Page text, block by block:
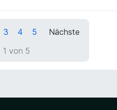
3 4 5
Nächste
von 5